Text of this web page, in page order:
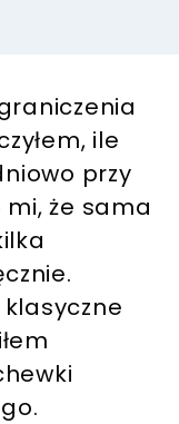
ile
przy
mi, że sama